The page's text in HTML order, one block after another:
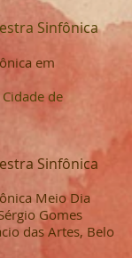
Sinfônica
em
de
Sinfônica
Meio Dia
Gomes
das Artes, Belo